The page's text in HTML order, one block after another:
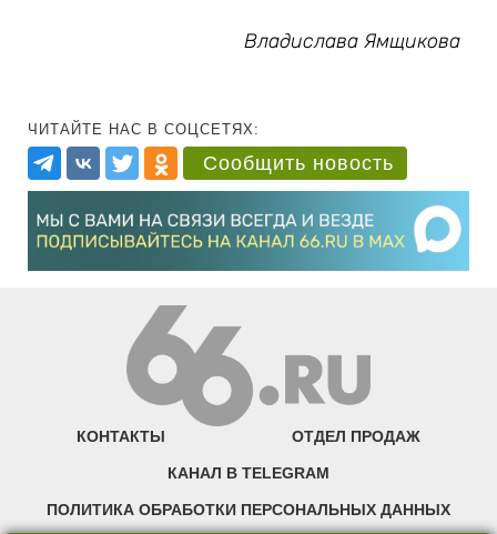
Владислава Ямщикова
ЧИТАЙТЕ НАС В СОЦСЕТЯХ:
Сообщить новость
КОНТАКТЫ ОТДЕЛ ПРОДАЖ
КАНАЛ В TELEGRAM
ПОЛИТИКА ОБРАБОТКИ ПЕРСОНАЛЬНЫХ ДАННЫХ